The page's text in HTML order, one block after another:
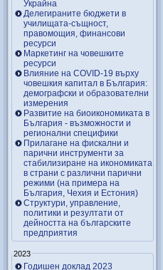
Украйна
Делегираните бюджети в
училищата-същност,
правомощия, финансови
ресурси
Маркетинг на човешките
ресурси
Влияние на COVID-19 върху
човешкия капитал в България:
демографски и образователни
измерения
Развитие на биоикономиката в
България - възможности и
регионални специфики
Прилагане на фискални и
парични инструменти за
стабилизиране на икономиката
в страни с различни парични
режими (на примера на
България, Чехия и Естония)
Структури, управление,
политики и резултати от
дейността на българските
предприятия
2023
Годишен доклад 2023